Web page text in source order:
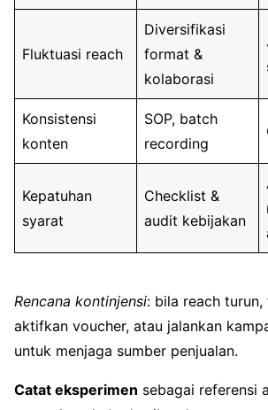
Fluktuasi reach
Diversifikasi
format &
kolaborasi
Konsistensi
konten
SOP, batch
recording
Kepatuhan
syarat
Checklist &
audit kebijakan
Rencana kontinjensi: bila reach
aktifkan voucher, atau jalankan
untuk menjaga sumber penjualan.
Catat eksperimen sebagai referensi